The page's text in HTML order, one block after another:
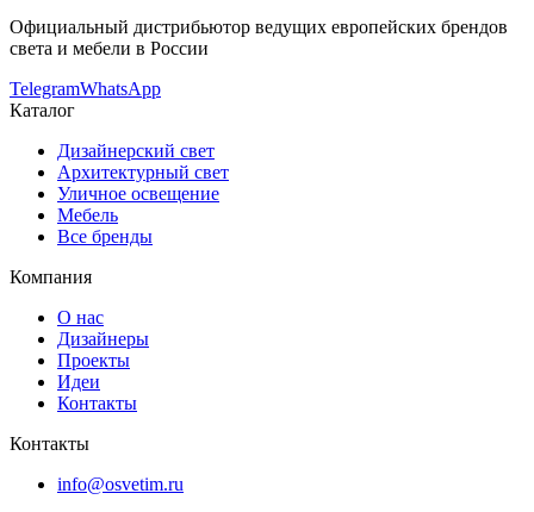
Официальный дистрибьютор ведущих европейских брендов
света и мебели в России
TelegramWhatsApp
Каталог
Дизайнерский свет
Архитектурный свет
Уличное освещение
Мебель
Все бренды
Компания
О нас
Дизайнеры
Проекты
Идеи
Контакты
Контакты
info@osvetim.ru